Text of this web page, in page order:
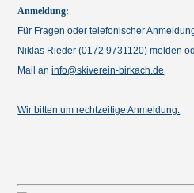
Anmeldung:
Für Fragen oder telefonischer
Niklas Rieder (0172 9731120) melden
Mail aninfo@skiverein-birkach.de
Wir bitten um rechtzeitige Anmeldung.